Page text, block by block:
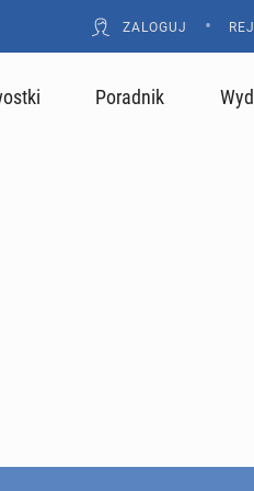
ZALOGUJ •
Poradnik